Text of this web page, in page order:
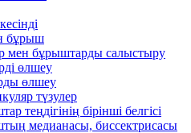
бұрыш
мен бұрыштарды салыстыру
өлшеу
өлшеу
түзулер
теңдігінің бірінші белгісі
медианасы, биссектрисасы